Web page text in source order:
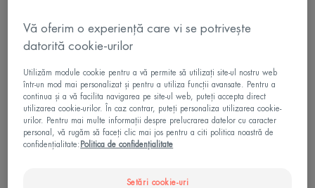
protecție
ridicată
50
Nisipiu
Protecție solară - piele
intolerantă
Cremă compactă
Vă oferim o experiență care vi se potrivește
datorită cookie-urilor
Utilizăm module cookie pentru a vă permite să utilizați site-ul nostru web
într-un mod mai personalizat și pentru a utiliza funcții avansate. Pentru a
continua și a vă facilita navigarea pe site-ul web, puteți accepta direct
utilizarea cookie-urilor. În caz contrar, puteți personaliza utilizarea cookie-
urilor. Pentru mai multe informații despre prelucrarea datelor cu caracter
personal, vă rugăm să faceți clic mai jos pentru a citi politica noastră de
confidențialitate: Politica de confidențialitate
Setări cookie-uri